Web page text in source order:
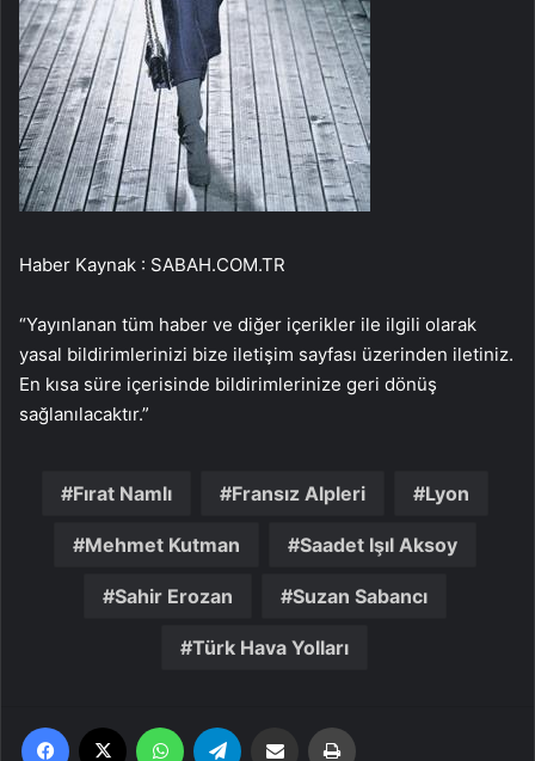
Haber Kaynak : SABAH.COM.TR
“Yayınlanan tüm haber ve diğer içerikler ile ilgili olarak
yasal bildirimlerinizi bize iletişim sayfası üzerinden iletiniz.
En kısa süre içerisinde bildirimlerinize geri dönüş
sağlanılacaktır.”
Fırat Namlı Fransız Alpleri Lyon
Mehmet Kutman Saadet Işıl Aksoy
Sahir Erozan Suzan Sabancı
Türk Hava Yolları
Facebook WhatsApp Email'den paylaş